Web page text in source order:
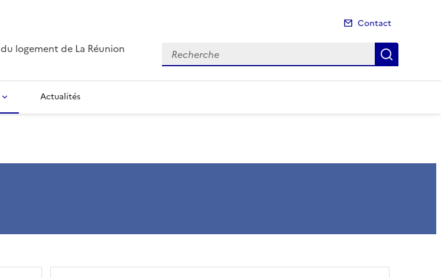
logement de La Réunion
Contact
Recherche
Actualités